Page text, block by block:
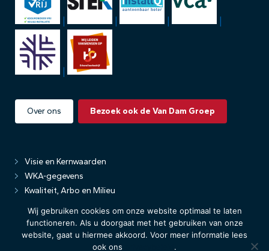
| | | |
|
Over ons Bezoek ook de Van Dam Groep
Visie en Kernwaarden
WKA-gegevens
Kwaliteit, Arbo en Milieu
Wij gebruiken cookies om onze website optimaal te laten
functioneren. Als u doorgaat met het gebruiken van onze
website, gaat u hiermee akkoord. Voor meer informatie lees
ook ons
.